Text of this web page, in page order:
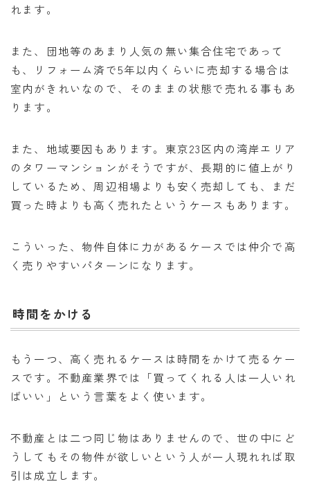
れます。
また、団地等のあまり人気の無い集合住宅であって
も、リフォーム済で5年以内くらいに売却する場合は
室内がきれいなので、そのままの状態で売れる事もあ
ります。
また、地域要因もあります。東京23区内の湾岸エリア
のタワーマンションがそうですが、長期的に値上がり
しているため、周辺相場よりも安く売却しても、まだ
買った時よりも高く売れたというケースもあります。
こういった、物件自体に力があるケースでは仲介で高
く売りやすいパターンになります。
時間をかける
もう一つ、高く売れるケースは時間をかけて売るケー
スです。不動産業界では「買ってくれる人は一人いれ
ばいい」という言葉をよく使います。
不動産とは二つ同じ物はありませんので、世の中にど
うしてもその物件が欲しいという人が一人現れれば取
引は成立します。